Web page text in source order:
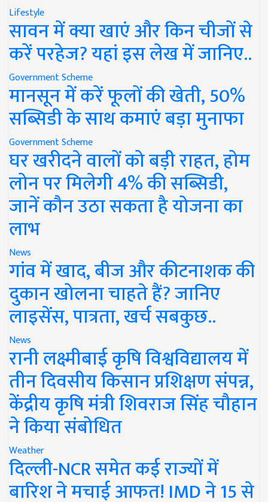
Lifestyle
सावन में क्या खाएं और किन चीजों से
करें परहेज? यहां इस लेख में जानिए..
Government Scheme
मानसून में करें फूलों की खेती, 50%
सब्सिडी के साथ कमाएं बड़ा मुनाफा
Government Scheme
घर खरीदने वालों को बड़ी राहत, होम
लोन पर मिलेगी 4% की सब्सिडी,
जानें कौन उठा सकता है योजना का
लाभ
News
गांव में खाद, बीज और कीटनाशक की
दुकान खोलना चाहते हैं? जानिए
लाइसेंस, पात्रता, खर्च सबकुछ..
News
रानी लक्ष्मीबाई कृषि विश्वविद्यालय में
तीन दिवसीय किसान प्रशिक्षण संपन्न,
केंद्रीय कृषि मंत्री शिवराज सिंह चौहान
ने किया संबोधित
Weather
दिल्ली-NCR समेत कई राज्यों में
बारिश ने मचाई आफत! IMD ने 15 से